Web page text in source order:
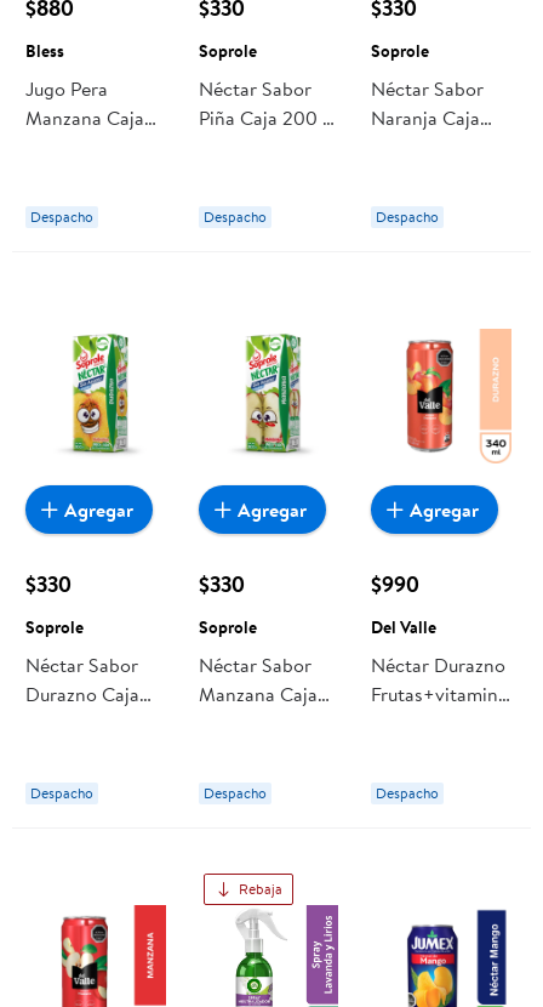
$880
Bless
Jugo Pera
Manzana Caja
Despacho
$330
Soprole
Néctar Sabor
Piña Caja 200 ml
Despacho
$330
Soprole
Néctar Sabor
Naranja Caja
Despacho
$330
Soprole
Néctar Sabor
Durazno Caja
Despacho
Agregar
$330
Soprole
Néctar Sabor
Manzana Caja
Despacho
Agregar
$990
Del Valle
Néctar Durazno
Frutas+vitamin
Despacho
Agregar
Rebaja